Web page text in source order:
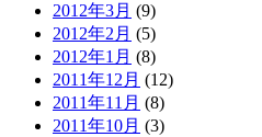
2012年3月 (9)
2012年2月 (5)
2012年1月 (8)
2011年12月 (12)
2011年11月 (8)
2011年10月 (3)